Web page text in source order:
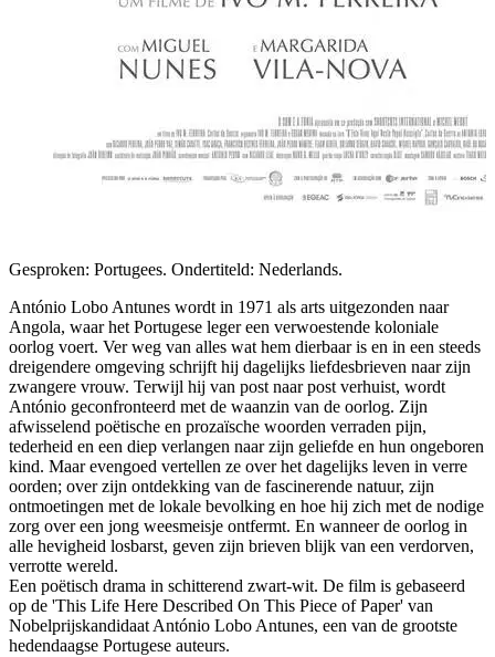
Gesproken: Portugees. Ondertiteld: Nederlands.
António Lobo Antunes wordt in 1971 als arts uitgezonden naar
Angola, waar het Portugese leger een verwoestende koloniale
oorlog voert. Ver weg van alles wat hem dierbaar is en in een steeds
dreigendere omgeving schrijft hij dagelijks liefdesbrieven naar zijn
zwangere vrouw. Terwijl hij van post naar post verhuist, wordt
António geconfronteerd met de waanzin van de oorlog. Zijn
afwisselend poëtische en prozaïsche woorden verraden pijn,
tederheid en een diep verlangen naar zijn geliefde en hun ongeboren
kind. Maar evengoed vertellen ze over het dagelijks leven in verre
oorden; over zijn ontdekking van de fascinerende natuur, zijn
ontmoetingen met de lokale bevolking en hoe hij zich met de nodige
zorg over een jong weesmeisje ontfermt. En wanneer de oorlog in
alle hevigheid losbarst, geven zijn brieven blijk van een verdorven,
verrotte wereld.
Een poëtisch drama in schitterend zwart-wit. De film is gebaseerd
op de 'This Life Here Described On This Piece of Paper' van
Nobelprijskandidaat António Lobo Antunes, een van de grootste
hedendaagse Portugese auteurs.